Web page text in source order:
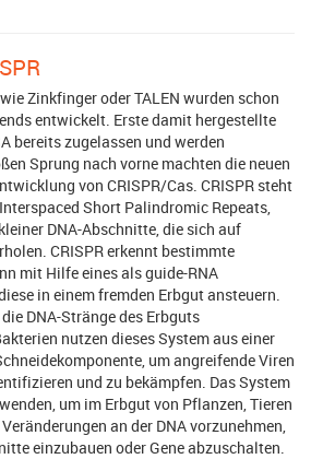
Zinkfinger oder TALEN wurden schon
entwickelt. Erste damit hergestellte
bereits zugelassen und werden
Sprung nach vorne machten die neuen
von CRISPR/Cas. CRISPR steht
Short Palindromic Repeats,
DNA-Abschnitte, die sich auf
CRISPR erkennt bestimmte
mit Hilfe eines als guide-RNA
in einem fremden Erbgut ansteuern.
DNA-Stränge des Erbguts
nutzen dieses System aus einer
um angreifende Viren
und zu bekämpfen. Das System
um im Erbgut von Pflanzen, Tieren
an der DNA vorzunehmen,
einzubauen oder Gene abzuschalten.